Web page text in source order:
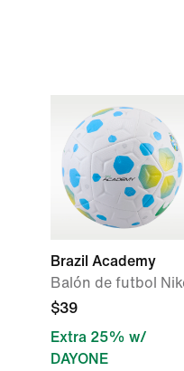
Brazil Academy
Balón de futbol
$39
Extra 25% w/
DAYONE